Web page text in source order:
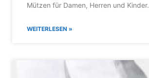
Mützen für Damen, Herren und Kinder.
WEITERLESEN »